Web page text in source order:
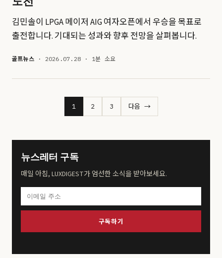
김민솔이 LPGA 메이저 AIG 여자오픈에서 우승을 목표로
출전합니다. 기대되는 성과와 향후 전망을 살펴봅니다.
골프뉴스· 2026.07.28 · 1분 소요
1 2 3 다음 →
뉴스레터 구독
매일 아침, LUXDIGEST가 엄선한 소식을 받아보세요.
구독하기